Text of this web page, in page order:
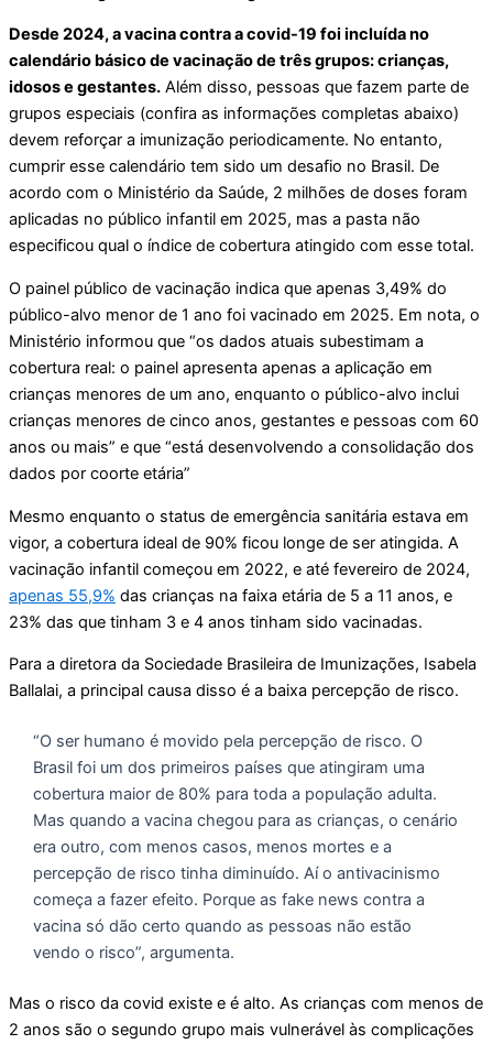
Desde 2024, a vacina contra a covid-19 foi incluída no
calendário básico de vacinação de três grupos: crianças,
idosos e gestantes. Além disso, pessoas que fazem parte de
grupos especiais (confira as informações completas abaixo)
devem reforçar a imunização periodicamente. No entanto,
cumprir esse calendário tem sido um desafio no Brasil. De
acordo com o Ministério da Saúde, 2 milhões de doses foram
aplicadas no público infantil em 2025, mas a pasta não
especificou qual o índice de cobertura atingido com esse total.
O painel público de vacinação indica que apenas 3,49% do
público-alvo menor de 1 ano foi vacinado em 2025. Em nota, o
Ministério informou que “os dados atuais subestimam a
cobertura real: o painel apresenta apenas a aplicação em
crianças menores de um ano, enquanto o público-alvo inclui
crianças menores de cinco anos, gestantes e pessoas com 60
anos ou mais” e que “está desenvolvendo a consolidação dos
dados por coorte etária”
Mesmo enquanto o status de emergência sanitária estava em
vigor, a cobertura ideal de 90% ficou longe de ser atingida. A
vacinação infantil começou em 2022, e até fevereiro de 2024,
apenas 55,9% das crianças na faixa etária de 5 a 11 anos, e
23% das que tinham 3 e 4 anos tinham sido vacinadas.
Para a diretora da Sociedade Brasileira de Imunizações, Isabela
Ballalai, a principal causa disso é a baixa percepção de risco.
“O ser humano é movido pela percepção de risco. O
Brasil foi um dos primeiros países que atingiram uma
cobertura maior de 80% para toda a população adulta.
Mas quando a vacina chegou para as crianças, o cenário
era outro, com menos casos, menos mortes e a
percepção de risco tinha diminuído. Aí o antivacinismo
começa a fazer efeito. Porque as fake news contra a
vacina só dão certo quando as pessoas não estão
vendo o risco”, argumenta.
Mas o risco da covid existe e é alto. As crianças com menos de
2 anos são o segundo grupo mais vulnerável às complicações